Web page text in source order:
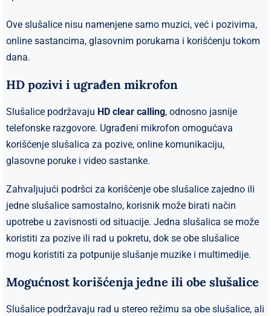
Ove slušalice nisu namenjene samo muzici, već i pozivima,
online sastancima, glasovnim porukama i korišćenju tokom
dana.
HD pozivi i ugrađen mikrofon
Slušalice podržavaju HD clear calling, odnosno jasnije
telefonske razgovore. Ugrađeni mikrofon omogućava
korišćenje slušalica za pozive, online komunikaciju,
glasovne poruke i video sastanke.
Zahvaljujući podršci za korišćenje obe slušalice zajedno ili
jedne slušalice samostalno, korisnik može birati način
upotrebe u zavisnosti od situacije. Jedna slušalica se može
koristiti za pozive ili rad u pokretu, dok se obe slušalice
mogu koristiti za potpunije slušanje muzike i multimedije.
Mogućnost korišćenja jedne ili obe slušalice
Slušalice podržavaju rad u stereo režimu sa obe slušalice, ali